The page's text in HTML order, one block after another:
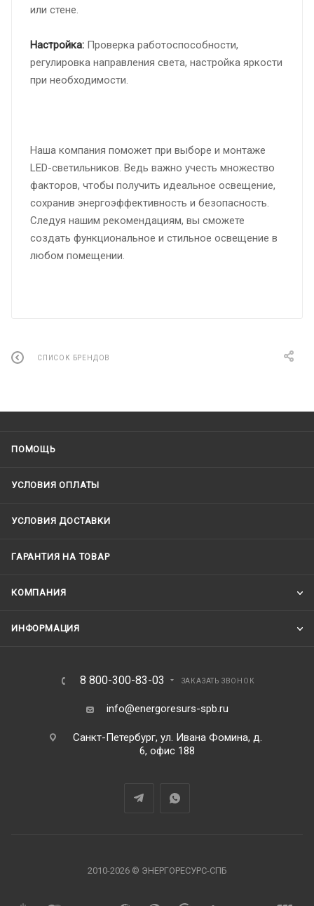
или стене.
Настройка:Проверка работоспособности,
регулировка направления света, настройка яркости
при необходимости.
Наша компания поможет при выборе и монтаже
LED-светильников. Ведь важно учесть множество
факторов, чтобы получить идеальное освещение,
сохранив энергоэффективность и безопасность.
Следуя нашим рекомендациям, вы сможете
создать функциональное и стильное освещение в
любом помещении.
СПИСОК БРЕНДОВ
ПОМОЩЬ
УСЛОВИЯ ОПЛАТЫ
УСЛОВИЯ ДОСТАВКИ
ГАРАНТИЯ НА ТОВАР
КОМПАНИЯ
ИНФОРМАЦИЯ
8 800-300-83-03 ЗАКАЗАТЬ ЗВОНОК
info@energoresurs-spb.ru
Санкт-Петербург, ул. Ивана Фомина, д.
6, офис 188
2010-2026 © ЭНЕРГОРЕСУРС-СПБ